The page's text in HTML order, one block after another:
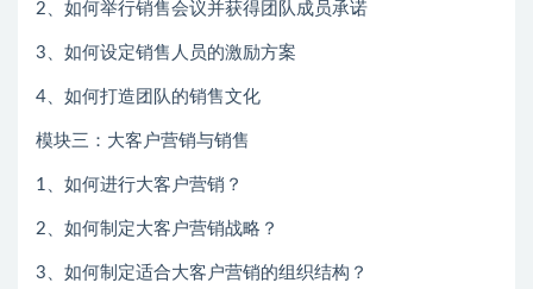
2、如何举行销售会议并获得团队成员承诺
3、如何设定销售人员的激励方案
4、如何打造团队的销售文化
模块三：大客户营销与销售
1、如何进行大客户营销？
2、如何制定大客户营销战略？
3、如何制定适合大客户营销的组织结构？